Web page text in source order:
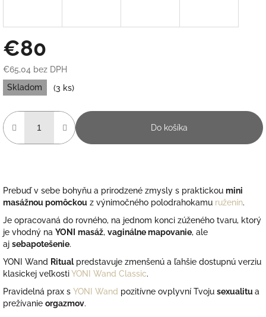
€80
€65,04 bez DPH
Jednotková
cena:
Skladom (3 ks)
Do košíka
Prebuď v sebe bohyňu a prirodzené zmysly s praktickou mini
masážnou pomôckou z výnimočného polodrahokamu ruženín.
Je opracovaná do rovného, na jednom konci zúženého tvaru, ktorý
je vhodný na YONI masáž, vaginálne mapovanie, ale
aj sebapotešenie.
YONI Wand Ritualpredstavuje zmenšenú a ľahšie dostupnú verziu
klasickej veľkostiYONI Wand Classic.
Pravidelná prax s YONI Wand pozitívne ovplyvní Tvoju sexualitu a
prežívanie orgazmov.